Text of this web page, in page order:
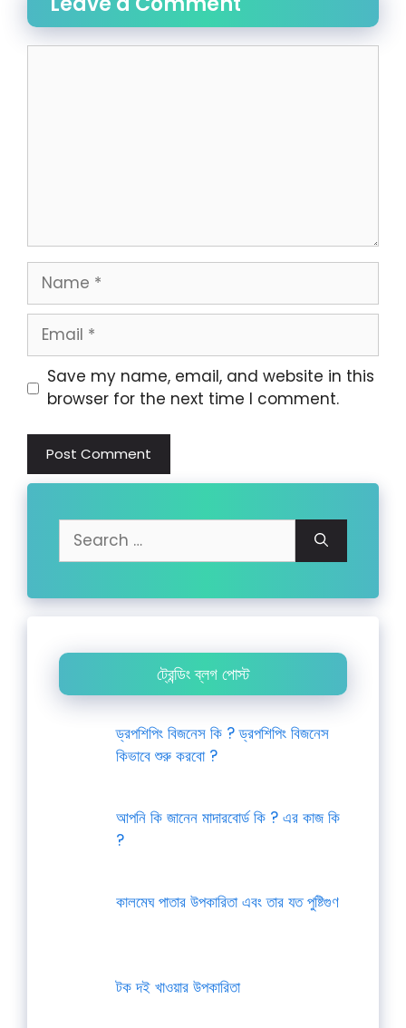
Name
Email
Website
Save my name, email, and website in this
browser for the next time I comment.
Search
for:
ট্রেন্ডিং ব্লগ পোস্ট
ড্রপশিপিং বিজনেস কি ? ড্রপশিপিং বিজনেস
কিভাবে শুরু করবো ?
আপনি কি জানেন মাদারবোর্ড কি ? এর কাজ কি
?
কালমেঘ পাতার উপকারিতা এবং তার যত পুষ্টিগুণ
টক দই খাওয়ার উপকারিতা